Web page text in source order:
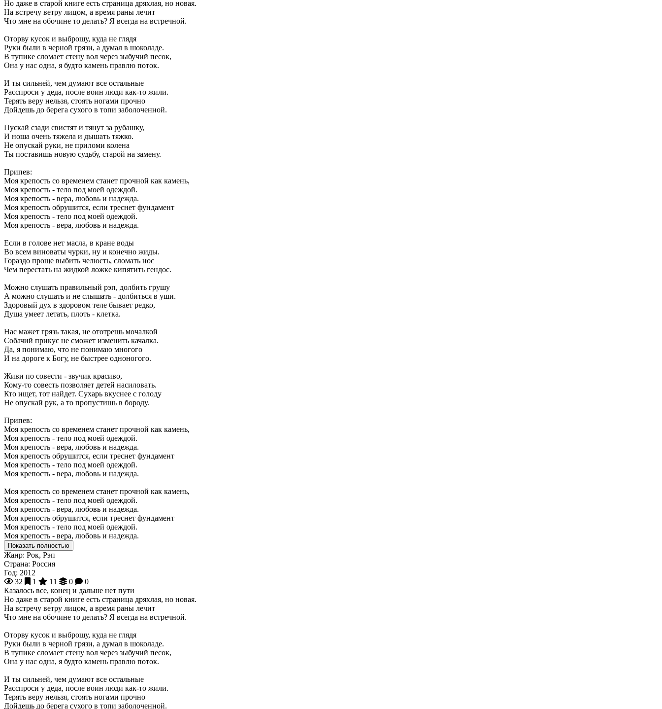
Но даже в старой книге есть страница дряхлая, но новая.
На встречу ветру лицом, а время раны лечит
Что мне на обочине то делать? Я всегда на встречной.
Оторву кусок и выброшу, куда не глядя
Руки были в черной грязи, а думал в шоколаде.
В тупике сломает стену вол через зыбучий песок,
Она у нас одна, я будто камень правлю поток.
И ты сильней, чем думают все остальные
Расспроси у деда, после воин люди как-то жили.
Терять веру нельзя, стоять ногами прочно
Дойдешь до берега сухого в топи заболоченной.
Пускай сзади свистят и тянут за рубашку,
И ноша очень тяжела и дышать тяжко.
Не опускай руки, не приломи колена
Ты поставишь новую судьбу, старой на замену.
Припев:
Моя крепость со временем станет прочной как камень,
Моя крепость - тело под моей одеждой.
Моя крепость - вера, любовь и надежда.
Моя крепость обрушится, если треснет фундамент
Моя крепость - тело под моей одеждой.
Моя крепость - вера, любовь и надежда.
Если в голове нет масла, в кране воды
Во всем виноваты чурки, ну и конечно жиды.
Гораздо проще выбить челюсть, сломать нос
Чем перестать на жидкой ложке кипятить гендос.
Можно слушать правильный рэп, долбить грушу
А можно слушать и не слышать - долбиться в уши.
Здоровый дух в здоровом теле бывает редко,
Душа умеет летать, плоть - клетка.
Нас мажет грязь такая, не ототрешь мочалкой
Собачий прикус не сможет изменить качалка.
Да, я понимаю, что не понимаю многого
И на дороге к Богу, не быстрее одноногого.
Живи по совести - звучик красиво,
Кому-то совесть позволяет детей насиловать.
Кто ищет, тот найдет. Сухарь вкуснее с голоду
Не опускай рук, а то пропустишь в бороду.
Припев:
Моя крепость со временем станет прочной как камень,
Моя крепость - тело под моей одеждой.
Моя крепость - вера, любовь и надежда.
Моя крепость обрушится, если треснет фундамент
Моя крепость - тело под моей одеждой.
Моя крепость - вера, любовь и надежда.
Моя крепость со временем станет прочной как камень,
Моя крепость - тело под моей одеждой.
Моя крепость - вера, любовь и надежда.
Моя крепость обрушится, если треснет фундамент
Моя крепость - тело под моей одеждой.
Моя крепость - вера, любовь и надежда.
Показать полностью
Жанр: Рок, Рэп
Страна: Россия
Год: 2012
32
1 11 0
0
Казалось все, конец и дальше нет пути
Но даже в старой книге есть страница дряхлая, но новая.
На встречу ветру лицом, а время раны лечит
Что мне на обочине то делать? Я всегда на встречной.
Оторву кусок и выброшу, куда не глядя
Руки были в черной грязи, а думал в шоколаде.
В тупике сломает стену вол через зыбучий песок,
Она у нас одна, я будто камень правлю поток.
И ты сильней, чем думают все остальные
Расспроси у деда, после воин люди как-то жили.
Терять веру нельзя, стоять ногами прочно
Дойдешь до берега сухого в топи заболоченной.